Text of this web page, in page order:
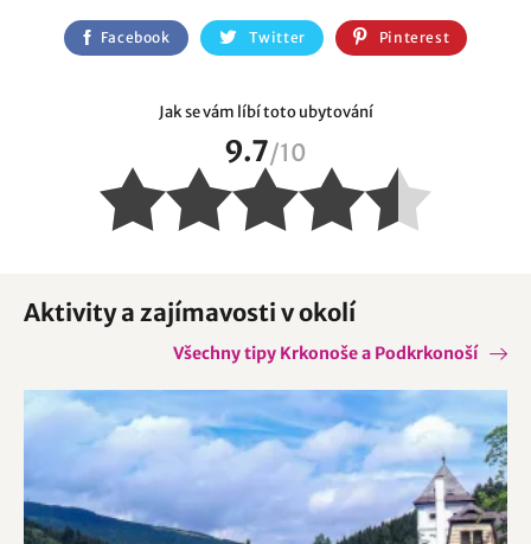
Facebook Twitter Pinterest
Jak se vám líbí toto ubytování
9.7/10
Aktivity a zajímavosti v okolí
Všechny tipy Krkonoše a Podkrkonoší